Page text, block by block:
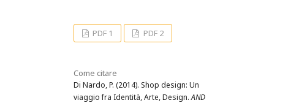
PDF 1 PDF 2
Come citare
Di Nardo, P. (2014). Shop design: Un
viaggio fra Identità, Arte, Design.AND